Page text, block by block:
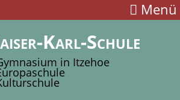
Menü
Karl-Schule
in Itzehoe